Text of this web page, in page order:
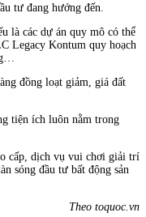
tư đang hướng đến.
là các dự án quy mô có thể
Legacy Kontum quy hoạch
đồng loạt giảm, giá đất
tiện ích luôn nằm trong
cấp, dịch vụ vui chơi giải trí
sóng đầu tư bất động sản
Theo toquoc.vn